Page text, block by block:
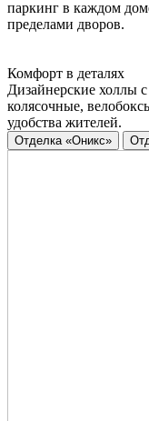
паркинг в каждом
пределами дворов.
Комфорт в деталях
Дизайнерские холлы
колясочные,
удобства жителей.
Отделка «Оникс»